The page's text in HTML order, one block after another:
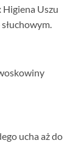
Uszu
ucha aż do